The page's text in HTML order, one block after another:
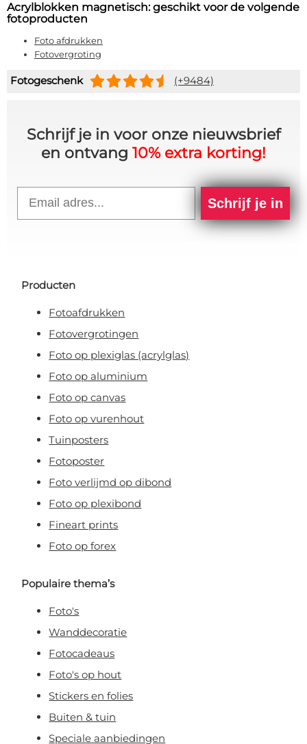
Acrylblokken magnetisch: geschikt voor de volgende
fotoproducten
Foto afdrukken
Fotovergroting
Fotogeschenk (+9484)
Schrijf je in voor onze nieuwsbrief
en ontvang 10% extra korting!
Schrijf je in
Producten
Fotoafdrukken
Fotovergrotingen
Foto op plexiglas (acrylglas)
Foto op aluminium
Foto op canvas
Foto op vurenhout
Tuinposters
Fotoposter
Foto verlijmd op dibond
Foto op plexibond
Fineart prints
Foto op forex
Populaire thema’s
Foto's
Wanddecoratie
Fotocadeaus
Foto's op hout
Stickers en folies
Buiten & tuin
Speciale aanbiedingen